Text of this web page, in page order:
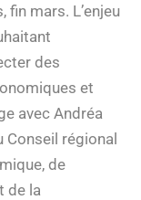
mars. L’enjeu
des
et
avec Andréa
Conseil régional
de
de la